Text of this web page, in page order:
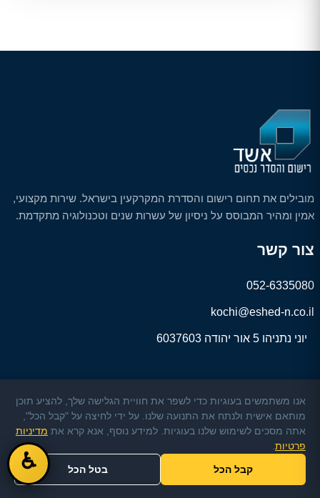
מובילים את תחום רישום והסדרת המקרקעין בישראל. שירות מקצועי,
אמין ומהיר המבוסס על ניסיון של עשרות שנים וטכנולוגיה מתקדמת.
צור קשר
052-6335080
kochi@eshed-n.co.il
יוני נתניהו 5 אור יהודה 6037603
© 2026 אשד רישום והסדר נכסים בע״מ. כל הזכויות שמורות.
מדיניות פרטיות הצהרת נגישות
אנו משתמשים בעוגיות כדי לשפר את חוויית הגלישה שלך, להציע תוכן
מותאם אישית ולנתח את התנועה שלנו. על ידי לחיצה על "קבל הכל",
אתה מסכים לשימוש שלנו בעוגיות. למידע נוסף, אנא קרא את מדיניות
פרטיות
קבל הכל בטל הכל ♿